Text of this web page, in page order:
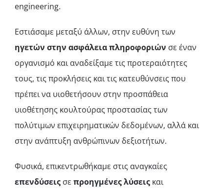
engineering.
Εστιάσαμε μεταξύ άλλων, στην ευθύνη των
ηγετών στην ασφάλεια πληροφοριών σε έναν
οργανισμό και αναδείξαμε τις προτεραιότητες
τους, τις προκλήσεις και τις κατευθύνσεις που
πρέπει να υιοθετήσουν στην προσπάθεια
υιοθέτησης κουλτούρας προστασίας των
πολύτιμων επιχειρηματικών δεδομένων, αλλά και
στην ανάπτυξη ανθρώπινων δεξιοτήτων.
Φυσικά, επικεντρωθήκαμε στις αναγκαίες
επενδύσεις σε προηγμένεςλύσεις και